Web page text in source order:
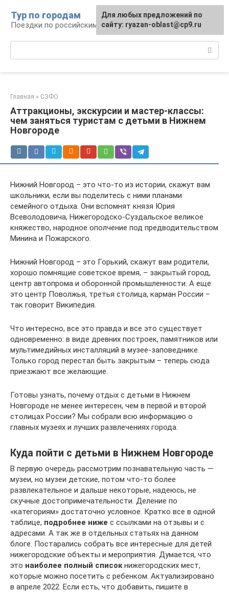
контенту
Тур по городам
Поездки по российским городам
Главная » СЗФО
Аттракционы, экскурсии и мастер-классы:
чем заняться туристам с детьми в Нижнем
Новгороде
Нижний Новгород – это что-то из истории, скажут вам
школьники, если вы поделитесь с ними планами
семейного отдыха. Они вспомнят князя Юрия
Всеволодовича, Нижегородско-Суздальское великое
княжество, народное ополчение под предводительством
Минина и Пожарского.
Нижний Новгород – это Горький, скажут вам родители,
хорошо помнящие советское время, – закрытый город,
центр автопрома и оборонной промышленности. А еще
это центр Поволжья, третья столица, карман России –
так говорит Википедия.
Что интересно, все это правда и все это существует
одновременно: в виде древних построек, памятников или
мультимедийных инсталляций в музее-заповеднике.
Только город перестал быть закрытым – теперь сюда
приезжают все желающие.
Готовы узнать, почему отдых с детьми в Нижнем
Новгороде не менее интересен, чем в первой и второй
столицах России? Мы собрали всю информацию о
главных музеях и лучших развлечениях города.
Куда пойти с детьми в Нижнем Новгороде
В первую очередь рассмотрим познавательную часть —
музеи, но музеи детские, потом что-то более
развлекательное и дальше некоторые, надеюсь, не
скучные достопримечательности. Деление по
«категориям» достаточно условное. Кратко все в одной
таблице, подробнее ниже с ссылками на отзывы и с
адресами. А так же в отдельных статьях на данном
блоге. Постарались собрать все интересные для детей
нижегородские объекты и мероприятия. Думается, что
это наиболее полный списокнижегородских мест,
которые можно посетить с ребенком. Актуализировано
в апреле 2022. Если есть, что добавить, пишите в
Для любых предложений по
сайту: ryazan-oblast@cp9.ru